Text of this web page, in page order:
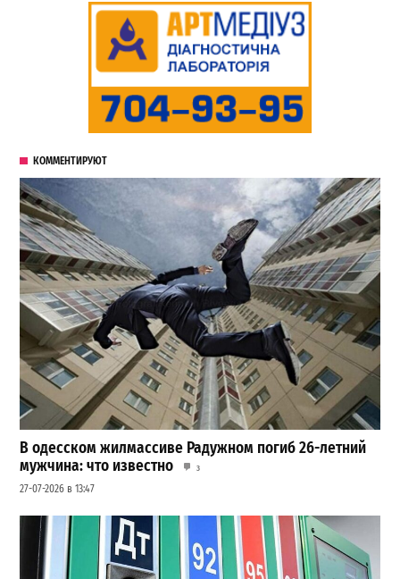
КОММЕНТИРУЮТ
В одесском жилмассиве Радужном погиб 26-летний
мужчина: что известно
3
27-07-2026 в 13:47